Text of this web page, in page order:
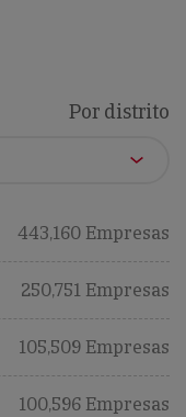
Por distrito
443,160 Empresas
250,751 Empresas
105,509 Empresas
100,596 Empresas